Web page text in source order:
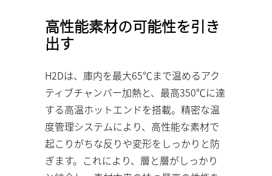
高性能素材の可能性を引き
出す
H2Dは、庫内を最大65℃まで温めるアク
ティブチャンバー加熱と、最高350℃に達
する高温ホットエンドを搭載。精密な温
度管理システムにより、高性能な素材で
起こりがちな反りや変形をしっかりと防
ぎます。これにより、層と層がしっかり